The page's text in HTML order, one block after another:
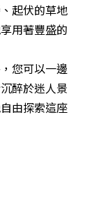
起伏的草地
用著豐盛的
您可以一邊
醉於迷人景
由探索這座